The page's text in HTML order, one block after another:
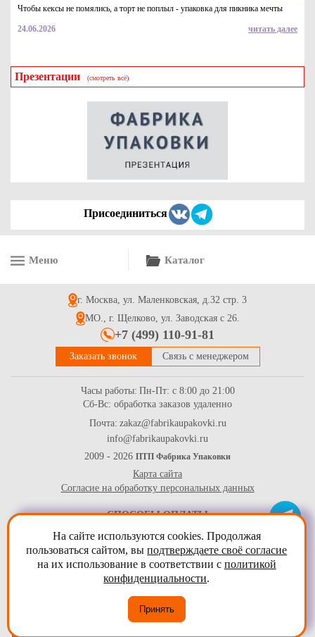
Чтобы кексы не помялись, а торт не поплыл - упаковка для пикника мечты
24.06.2026 читать далее
Презентации (смотреть всё)
Присоединиться
Меню Каталог
г. Москва, ул. Маленковская, д.32 стр. 3
МО., г. Щелково, ул. Заводская с 26.
+7 (499) 110-91-81
Заказать звонок Связь с менеджером
Часы работы: Пн-Пт: с 8:00 до 21:00
Сб-Вс: обработка заказов удаленно
Почта: zakaz@fabrikaupakovki.ru
info@fabrikaupakovki.ru
2009 - 2026 ПТП Фабрика Упаковки
Карта сайта
Согласие на обработку персональных данных
СПОСОБЫ ОПЛАТЫ
На сайте используются cookies. Продолжая
пользоваться сайтом, выподтверждаете своё согласие
на их использование в соответствии с политикой
конфиденциальности.
Принять